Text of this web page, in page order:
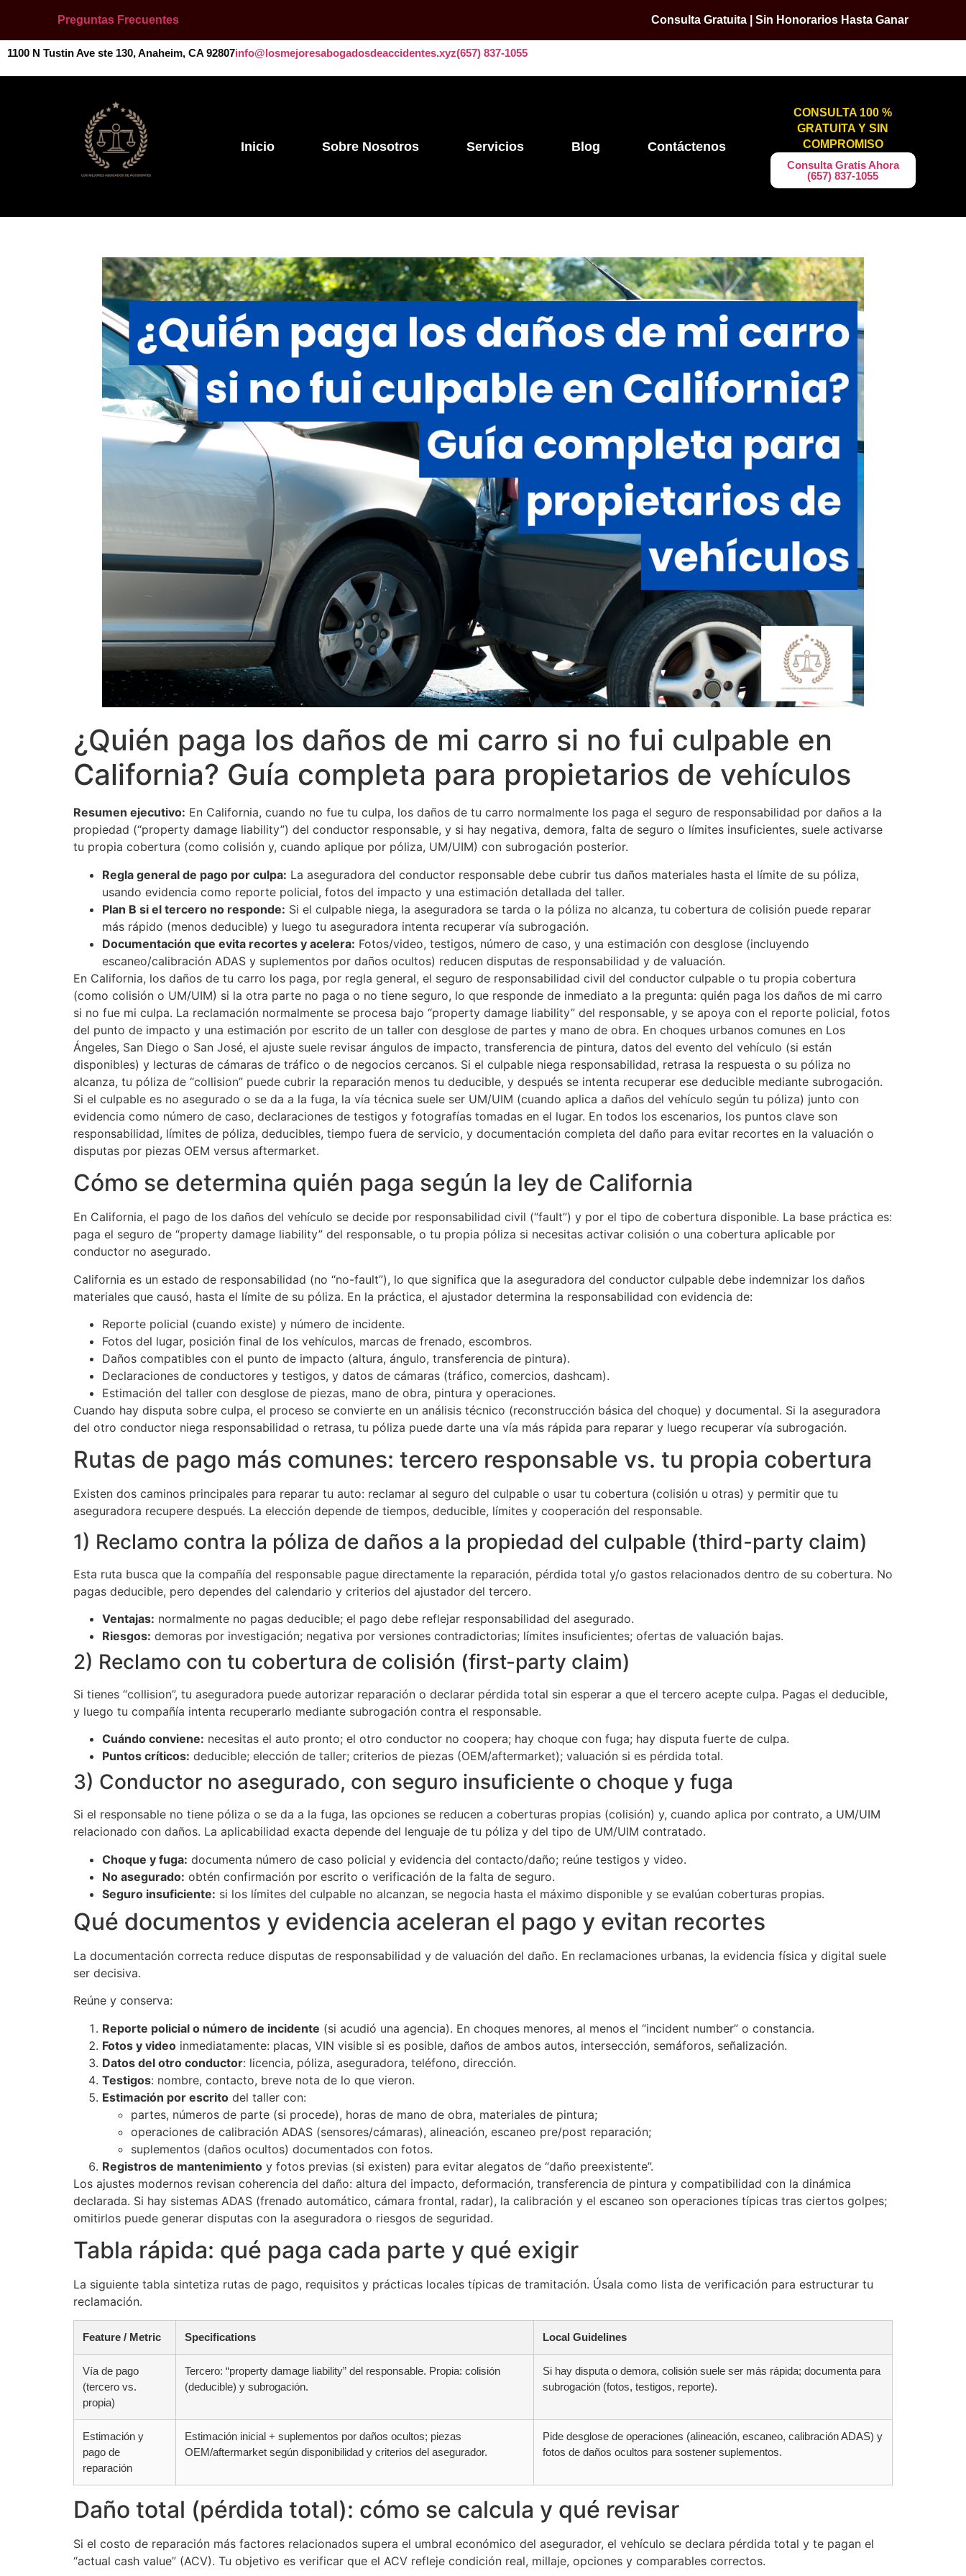
Preguntas Frecuentes Consulta Gratuita | Sin Honorarios Hasta Ganar
1100 N Tustin Ave ste 130, Anaheim, CA 92807info@losmejoresabogadosdeaccidentes.xyz​​(657) 837-1055
CONSULTA 100 %
GRATUITA Y SIN
COMPROMISO
​​Consulta Gratis Ahora
(657) 837-1055
Inicio Sobre Nosotros Servicios Blog Contáctenos
¿Quién paga los daños de mi carro si no fui culpable en
California? Guía completa para propietarios de vehículos
Resumen ejecutivo: En California, cuando no fue tu culpa, los daños de tu carro normalmente los paga el seguro de responsabilidad por daños a la
propiedad (“property damage liability”) del conductor responsable, y si hay negativa, demora, falta de seguro o límites insuficientes, suele activarse
tu propia cobertura (como colisión y, cuando aplique por póliza, UM/UIM) con subrogación posterior.
Regla general de pago por culpa: La aseguradora del conductor responsable debe cubrir tus daños materiales hasta el límite de su póliza,
usando evidencia como reporte policial, fotos del impacto y una estimación detallada del taller.
Plan B si el tercero no responde: Si el culpable niega, la aseguradora se tarda o la póliza no alcanza, tu cobertura de colisión puede reparar
más rápido (menos deducible) y luego tu aseguradora intenta recuperar vía subrogación.
Documentación que evita recortes y acelera: Fotos/video, testigos, número de caso, y una estimación con desglose (incluyendo
escaneo/calibración ADAS y suplementos por daños ocultos) reducen disputas de responsabilidad y de valuación.
En California, los daños de tu carro los paga, por regla general, el seguro de responsabilidad civil del conductor culpable o tu propia cobertura
(como colisión o UM/UIM) si la otra parte no paga o no tiene seguro, lo que responde de inmediato a la pregunta: quién paga los daños de mi carro
si no fue mi culpa. La reclamación normalmente se procesa bajo “property damage liability” del responsable, y se apoya con el reporte policial, fotos
del punto de impacto y una estimación por escrito de un taller con desglose de partes y mano de obra. En choques urbanos comunes en Los
Ángeles, San Diego o San José, el ajuste suele revisar ángulos de impacto, transferencia de pintura, datos del evento del vehículo (si están
disponibles) y lecturas de cámaras de tráfico o de negocios cercanos. Si el culpable niega responsabilidad, retrasa la respuesta o su póliza no
alcanza, tu póliza de “collision” puede cubrir la reparación menos tu deducible, y después se intenta recuperar ese deducible mediante subrogación.
Si el culpable es no asegurado o se da a la fuga, la vía técnica suele ser UM/UIM (cuando aplica a daños del vehículo según tu póliza) junto con
evidencia como número de caso, declaraciones de testigos y fotografías tomadas en el lugar. En todos los escenarios, los puntos clave son
responsabilidad, límites de póliza, deducibles, tiempo fuera de servicio, y documentación completa del daño para evitar recortes en la valuación o
disputas por piezas OEM versus aftermarket.
Cómo se determina quién paga según la ley de California
En California, el pago de los daños del vehículo se decide por responsabilidad civil (“fault”) y por el tipo de cobertura disponible. La base práctica es:
paga el seguro de “property damage liability” del responsable, o tu propia póliza si necesitas activar colisión o una cobertura aplicable por
conductor no asegurado.
California es un estado de responsabilidad (no “no-fault”), lo que significa que la aseguradora del conductor culpable debe indemnizar los daños
materiales que causó, hasta el límite de su póliza. En la práctica, el ajustador determina la responsabilidad con evidencia de:
Reporte policial (cuando existe) y número de incidente.
Fotos del lugar, posición final de los vehículos, marcas de frenado, escombros.
Daños compatibles con el punto de impacto (altura, ángulo, transferencia de pintura).
Declaraciones de conductores y testigos, y datos de cámaras (tráfico, comercios, dashcam).
Estimación del taller con desglose de piezas, mano de obra, pintura y operaciones.
Cuando hay disputa sobre culpa, el proceso se convierte en un análisis técnico (reconstrucción básica del choque) y documental. Si la aseguradora
del otro conductor niega responsabilidad o retrasa, tu póliza puede darte una vía más rápida para reparar y luego recuperar vía subrogación.
Rutas de pago más comunes: tercero responsable vs. tu propia cobertura
Existen dos caminos principales para reparar tu auto: reclamar al seguro del culpable o usar tu cobertura (colisión u otras) y permitir que tu
aseguradora recupere después. La elección depende de tiempos, deducible, límites y cooperación del responsable.
1) Reclamo contra la póliza de daños a la propiedad del culpable (third-party claim)
Esta ruta busca que la compañía del responsable pague directamente la reparación, pérdida total y/o gastos relacionados dentro de su cobertura. No
pagas deducible, pero dependes del calendario y criterios del ajustador del tercero.
Ventajas: normalmente no pagas deducible; el pago debe reflejar responsabilidad del asegurado.
Riesgos: demoras por investigación; negativa por versiones contradictorias; límites insuficientes; ofertas de valuación bajas.
2) Reclamo con tu cobertura de colisión (first-party claim)
Si tienes “collision”, tu aseguradora puede autorizar reparación o declarar pérdida total sin esperar a que el tercero acepte culpa. Pagas el deducible,
y luego tu compañía intenta recuperarlo mediante subrogación contra el responsable.
Cuándo conviene: necesitas el auto pronto; el otro conductor no coopera; hay choque con fuga; hay disputa fuerte de culpa.
Puntos críticos: deducible; elección de taller; criterios de piezas (OEM/aftermarket); valuación si es pérdida total.
3) Conductor no asegurado, con seguro insuficiente o choque y fuga
Si el responsable no tiene póliza o se da a la fuga, las opciones se reducen a coberturas propias (colisión) y, cuando aplica por contrato, a UM/UIM
relacionado con daños. La aplicabilidad exacta depende del lenguaje de tu póliza y del tipo de UM/UIM contratado.
Choque y fuga: documenta número de caso policial y evidencia del contacto/daño; reúne testigos y video.
No asegurado: obtén confirmación por escrito o verificación de la falta de seguro.
Seguro insuficiente: si los límites del culpable no alcanzan, se negocia hasta el máximo disponible y se evalúan coberturas propias.
Qué documentos y evidencia aceleran el pago y evitan recortes
La documentación correcta reduce disputas de responsabilidad y de valuación del daño. En reclamaciones urbanas, la evidencia física y digital suele
ser decisiva.
Reúne y conserva:
Reporte policial o número de incidente (si acudió una agencia). En choques menores, al menos el “incident number” o constancia.
Fotos y video inmediatamente: placas, VIN visible si es posible, daños de ambos autos, intersección, semáforos, señalización.
Datos del otro conductor: licencia, póliza, aseguradora, teléfono, dirección.
Testigos: nombre, contacto, breve nota de lo que vieron.
Estimación por escrito del taller con:
partes, números de parte (si procede), horas de mano de obra, materiales de pintura;
operaciones de calibración ADAS (sensores/cámaras), alineación, escaneo pre/post reparación;
suplementos (daños ocultos) documentados con fotos.
Registros de mantenimiento y fotos previas (si existen) para evitar alegatos de “daño preexistente”.
Los ajustes modernos revisan coherencia del daño: altura del impacto, deformación, transferencia de pintura y compatibilidad con la dinámica
declarada. Si hay sistemas ADAS (frenado automático, cámara frontal, radar), la calibración y el escaneo son operaciones típicas tras ciertos golpes;
omitirlos puede generar disputas con la aseguradora o riesgos de seguridad.
Tabla rápida: qué paga cada parte y qué exigir
La siguiente tabla sintetiza rutas de pago, requisitos y prácticas locales típicas de tramitación. Úsala como lista de verificación para estructurar tu
reclamación.
Feature / Metric Specifications Local Guidelines
Vía de pago
(tercero vs.
propia)
Tercero: “property damage liability” del responsable. Propia: colisión
(deducible) y subrogación.
Si hay disputa o demora, colisión suele ser más rápida; documenta para
subrogación (fotos, testigos, reporte).
Estimación y
pago de
reparación
Estimación inicial + suplementos por daños ocultos; piezas
OEM/aftermarket según disponibilidad y criterios del asegurador.
Pide desglose de operaciones (alineación, escaneo, calibración ADAS) y
fotos de daños ocultos para sostener suplementos.
Daño total (pérdida total): cómo se calcula y qué revisar
Si el costo de reparación más factores relacionados supera el umbral económico del asegurador, el vehículo se declara pérdida total y te pagan el
“actual cash value” (ACV). Tu objetivo es verificar que el ACV refleje condición real, millaje, opciones y comparables correctos.